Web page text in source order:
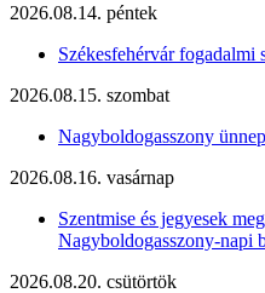
2026.08.14. péntek
Székesfehérvár fogadalmi
2026.08.15. szombat
Nagyboldogasszony
2026.08.16. vasárnap
Szentmise és jegyesek
Nagyboldogasszony-napi
2026.08.20. csütörtök